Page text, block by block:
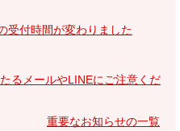
受付時間が変わりました
るメールやLINEにご注意くだ
重要なお知らせの一覧